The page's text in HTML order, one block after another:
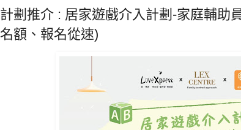
計劃推介 : 居家遊戲介入計劃-家庭輔助
名額、報名從速)